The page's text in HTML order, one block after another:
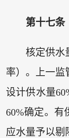
第十七条
核定供水
率）。上一监
设计供水量
60%确定。有
应水量予以剔